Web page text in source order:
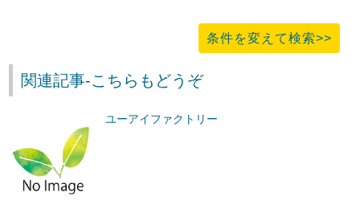
条件を変えて検索>>
関連記事-こちらもどうぞ
ユーアイファクトリー